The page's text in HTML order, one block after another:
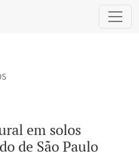
canavieiros do estado de
em solos
de São Paulo